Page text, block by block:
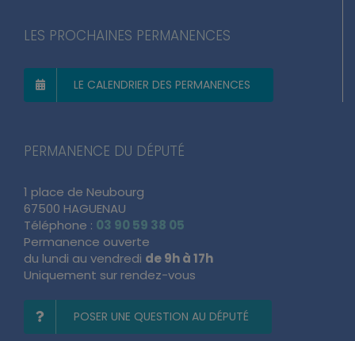
LES PROCHAINES PERMANENCES
LE CALENDRIER DES PERMANENCES
PERMANENCE DU DÉPUTÉ
1 place de Neubourg
67500 HAGUENAU
Téléphone : 03 90 59 38 05
Permanence ouverte
du lundi au vendredi de 9h à 17h
Uniquement sur rendez-vous
POSER UNE QUESTION AU DÉPUTÉ